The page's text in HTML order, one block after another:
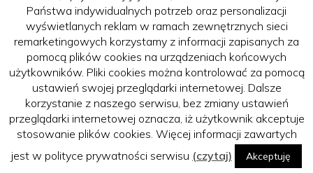
Państwa indywidualnych potrzeb oraz personalizacji
wyświetlanych reklam w ramach zewnętrznych sieci
remarketingowych korzystamy z informacji zapisanych za
pomocą plików cookies na urządzeniach końcowych
użytkowników. Pliki cookies można kontrolować za pomocą
ustawień swojej przeglądarki internetowej. Dalsze
korzystanie z naszego serwisu, bez zmiany ustawień
przeglądarki internetowej oznacza, iż użytkownik akceptuje
stosowanie plików cookies. Więcej informacji zawartych
jest w polityce prywatności serwisu (czytaj) Akceptuję